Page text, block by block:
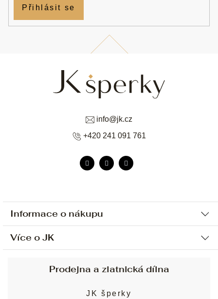
Informace o nákupu
Ochrana osobních údajů
Sjednání osobní schůzky
Obchodní podmínky
Více o JK
info@jk.cz
+420 241 091 761
Přihlásit se
Prodejna a zlatnická dílna
JK šperky